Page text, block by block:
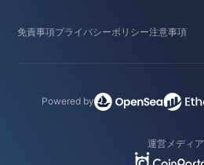
免責事項プライバシーポリシー注意事項
Powered by
運営メディア